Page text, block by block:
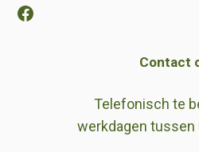
Facebook
Contact
Telefonisch te
werkdagen tussen